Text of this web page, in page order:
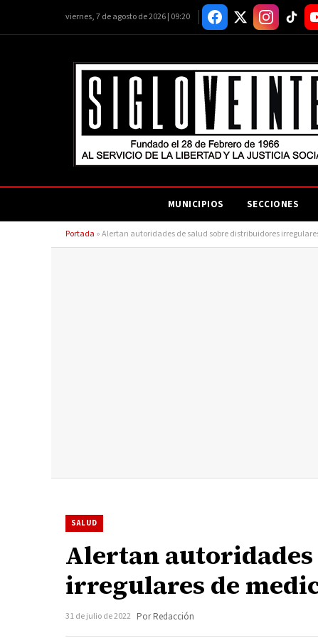
viernes, 7 de agosto de 2026 | 09:20
MUNICIPIOS SECCIONES
Portada »Alertan autoridades de salud sobre distribuidores
SALUD
Alertan
irregulares de
31 de julio de 2022 Por Redacción